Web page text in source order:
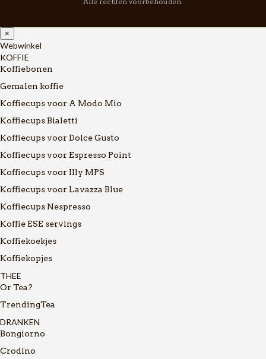
×
Webwinkel
KOFFIE
Koffiebonen
Gemalen koffie
Koffiecups voor A Modo Mio
Koffiecups Bialetti
Koffiecups voor Dolce Gusto
Koffiecups voor Espresso Point
Koffiecups voor Illy MPS
Koffiecups voor Lavazza Blue
Koffiecups Nespresso
Koffie ESE servings
Koffiekoekjes
Koffiekopjes
THEE
Or Tea?
TrendingTea
DRANKEN
Bongiorno
Crodino